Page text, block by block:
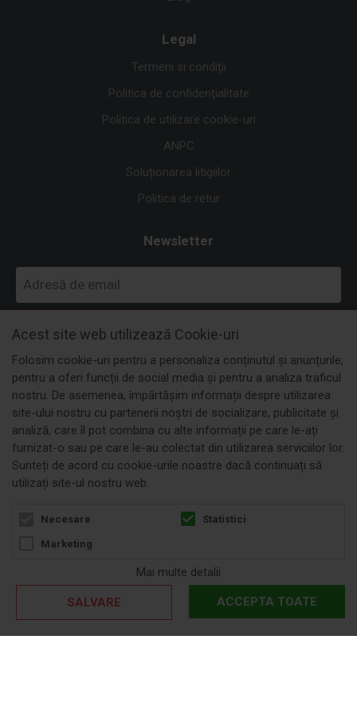
Legal
Termeni si condiţii
Politica de confidenţialitate
Politica de utilizare cookie-uri
ANPC
Soluționarea litigiilor
Politica de retur
Newsletter
MĂ ABONEZ
Acest site web utilizează Cookie-uri
Folosim cookie-uri pentru a personaliza conținutul și anunțurile,
pentru a oferi funcții de social media și pentru a analiza traficul
nostru. De asemenea, împărtășim informații despre utilizarea
site-ului nostru cu partenerii noștri de socializare, publicitate și
analiză, care îl pot combina cu alte informații pe care le-ați
furnizat-o sau pe care le-au colectat din utilizarea serviciilor lor.
Sunteți de acord cu cookie-urile noastre dacă continuați să
utilizați site-ul nostru web.
Necesare Statistici
Marketing
Mai multe detalii
SALVARE ACCEPTA TOATE